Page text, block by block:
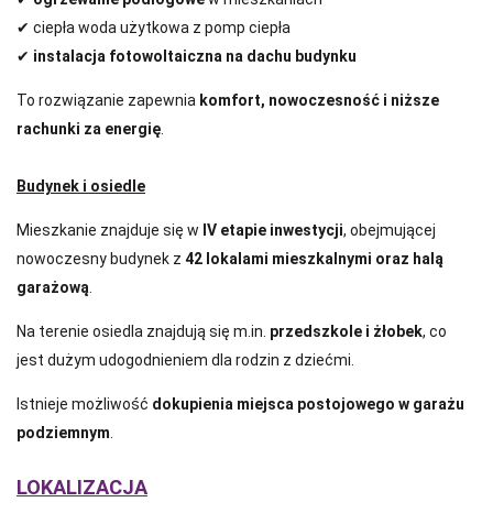
✔ ciepła woda użytkowa z pomp ciepła
✔ instalacja fotowoltaiczna na dachu budynku
To rozwiązanie zapewnia komfort, nowoczesność i niższe
rachunki za energię
Budynek i osiedle
Mieszkanie znajduje się w IV etapie inwestycji, obejmującej
nowoczesny budynek z 42 lokalami mieszkalnymi oraz halą
garażową
Na terenie osiedla znajdują się m.in. przedszkole i żłobek, co
jest dużym udogodnieniem dla rodzin z dziećmi.
Istnieje możliwość dokupienia miejsca postojowego w garażu
podziemnym
LOKALIZACJA